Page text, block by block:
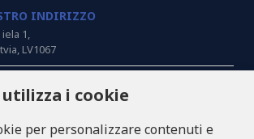
INDIRIZZO
1,
LV1067
i cookie
per personalizzare contenuti e